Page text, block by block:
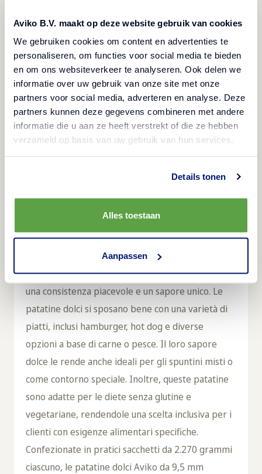
Aviko B.V. maakt op deze website gebruik van cookies
We gebruiken cookies om content en advertenties te
personaliseren, om functies voor social media te bieden
en om ons websiteverkeer te analyseren. Ook delen we
informatie over uw gebruik van onze site met onze
partners voor social media, adverteren en analyse. Deze
partners kunnen deze gegevens combineren met andere
informatie die u aan ze heeft verstrekt of die ze hebben
verzameld op basis van uw gebruik van hun services.
Details tonen
Alles toestaan
Aanpassen
Descrizione
Senza glutine
Prodotto surgelato
Vegetariano
Vegano Halal
Le patatine dolci Aviko da 9,5 mm 3/8
conferiscono loro un sapore naturalmente dolce e
un caratteristico colore arancione. La particolarità
di queste patatine sta nel loro rivestimento
speciale che le rende extra croccanti, garantendo
una consistenza piacevole e un sapore unico. Le
patatine dolci si sposano bene con una varietà di
piatti, inclusi hamburger, hot dog e diverse
opzioni a base di carne o pesce. Il loro sapore
dolce le rende anche ideali per gli spuntini misti o
come contorno speciale. Inoltre, queste patatine
sono adatte per le diete senza glutine e
vegetariane, rendendole una scelta inclusiva per i
clienti con esigenze alimentari specifiche.
Confezionate in pratici sacchetti da 2.270 grammi
ciascuno, le patatine dolci Aviko da 9,5 mm